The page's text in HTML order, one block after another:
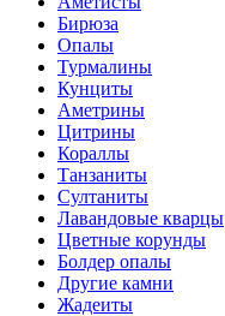
Бирюза
Опалы
Турмалины
Кунциты
Аметрины
Цитрины
Кораллы
Танзаниты
Султаниты
Лавандовые кварцы
Цветные корунды
Болдер опалы
Другие камни
Жадеиты